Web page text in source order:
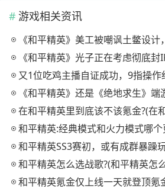
游戏相关资讯
《和平精英》美工被嘲讽土鳖设计，设计师真容出镜，玩家认为是
《和平精英》光子正在考虑彻底封IP、设备、身份信息，外挂无
又1位吃鸡主播自证成功，9指操作细节拉满，全程露手打脸黑粉，CG
《和平精英》还是《绝地求生》端游的正版手游吗?还是和端游绝地求
在和平精英里到底该不该氪金?(在和平精英里到底该不
和平精英:经典模式和火力模式哪个更容易吃鸡，还是一样?(和平精英
和平精英SS3赛初，或有成群暴躁玩家被封号，集中在王牌段位以下
和平精英怎么选战歌?(和平精英怎么选
和平精英氪金仅上线一天就登顶氪金榜!网友:不如王者一款皮肤!